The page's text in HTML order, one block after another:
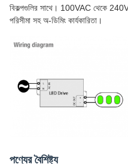
বিকল্পগুলির সাথে। 100VAC থেকে
পরিসীমা সহ অ-ডিমিং কার্যকারিতা।
পণ্যের বৈশিষ্ট্য